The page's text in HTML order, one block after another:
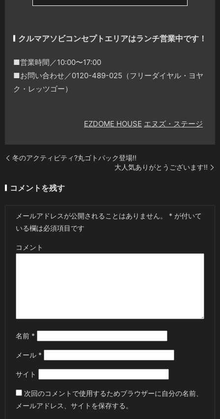
クルマアソビコンセプトエリアはランチ営業中です！
■営業時間／10:00〜17:00
■お問い合わせ／0120-489-025（フリーダイヤル・ヨヤ
ク・レッツゴー）
EZDOME HOUSE エヌズ・ステージ
冬のアクティビティ?丸ゴトパック登場!!
大人気ありがとうございます!!
コメントを残す
メールアドレスが公開されることはありません。 * が付いて
いる欄は必須項目です
コメント
名前 *
メール *
サイト
次回のコメントで使用するためブラウザーに自分の名前、
メールアドレス、サイトを保存する。